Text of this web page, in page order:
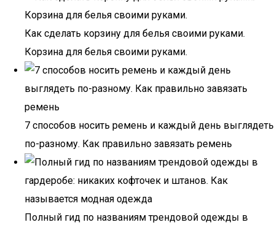
Как сделать корзину для белья своими руками.
Корзина для белья своими руками.
7 способов носить ремень и каждый день выглядеть
по-разному. Как правильно завязать ремень
Полный гид по названиям трендовой одежды в